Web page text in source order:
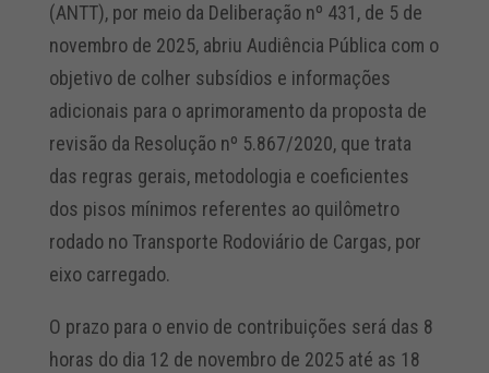
(ANTT), por meio da Deliberação nº 431, de 5 de
novembro de 2025, abriu Audiência Pública com o
objetivo de colher subsídios e informações
adicionais para o aprimoramento da proposta de
revisão da Resolução nº 5.867/2020, que trata
das regras gerais, metodologia e coeficientes
dos pisos mínimos referentes ao quilômetro
rodado no Transporte Rodoviário de Cargas, por
eixo carregado.
O prazo para o envio de contribuições será das 8
horas do dia 12 de novembro de 2025 até as 18